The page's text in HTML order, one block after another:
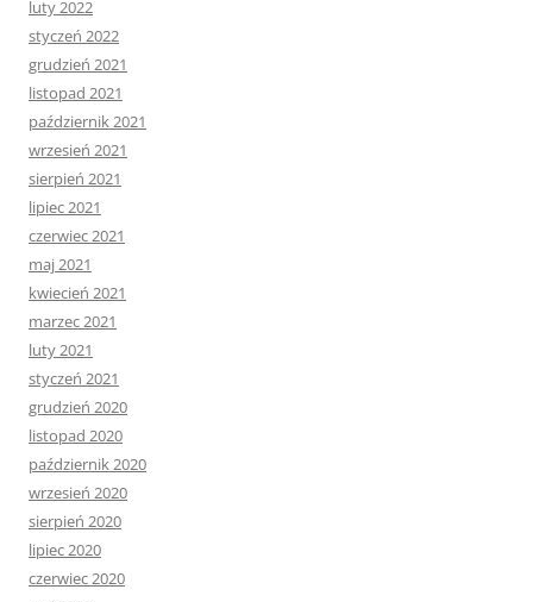
luty 2022
styczeń 2022
grudzień 2021
listopad 2021
październik 2021
wrzesień 2021
sierpień 2021
lipiec 2021
czerwiec 2021
maj 2021
kwiecień 2021
marzec 2021
luty 2021
styczeń 2021
grudzień 2020
listopad 2020
październik 2020
wrzesień 2020
sierpień 2020
lipiec 2020
czerwiec 2020